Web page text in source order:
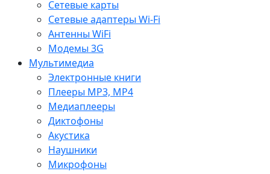
Сетевые карты
Сетевые адаптеры Wi-Fi
Антенны WiFi
Модемы 3G
Мультимедиа
Электронные книги
Плееры MP3, MP4
Медиаплееры
Диктофоны
Акустика
Наушники
Микрофоны